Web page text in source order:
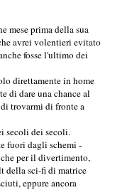
mese prima della sua
avrei volentieri evitato
fosse l'ultimo dei
direttamente in home
di dare una chance al
trovarmi di fronte a
secoli dei secoli.
fuori dagli schemi -
per il divertimento,
della sci-fi di matrice
eppure ancora